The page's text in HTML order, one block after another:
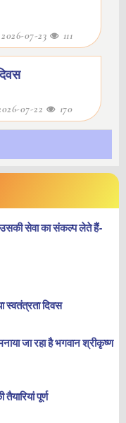
2026-07-23 111
07-22 170
सेवा का संकल्प लेते हैं-
स्वतंत्रता दिवस
जा रहा है भगवान श्रीकृष्ण
पूर्ण